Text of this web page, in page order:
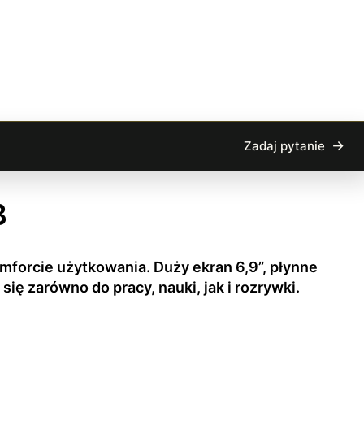
Zadaj pytanie
użytkowania. Duży ekran 6,9”, płynne
zarówno do pracy, nauki, jak i rozrywki.